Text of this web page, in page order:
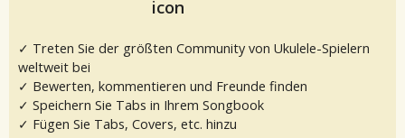
✓ Treten Sie der größten Community von Ukulele-Spielern
weltweit bei
✓ Bewerten, kommentieren und Freunde finden
✓ Speichern Sie Tabs in Ihrem Songbook
✓ Fügen Sie Tabs, Covers, etc. hinzu